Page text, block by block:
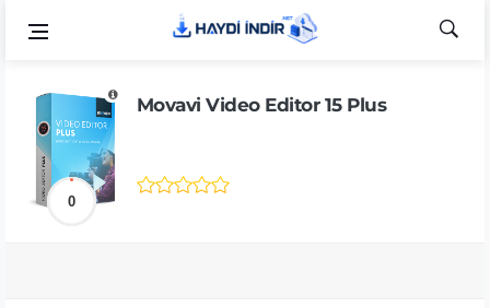
0
Movavi Video Editor 15 Plus